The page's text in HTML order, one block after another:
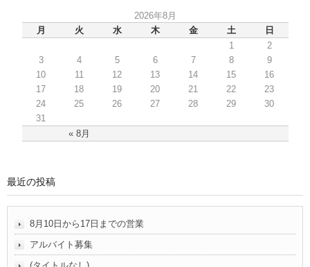
2026年8月
月
火 水 木 金 土 日
« 8月
1
2
3
4 5 6 7 8
9
10
11 12 13 14 15
16
17
18 19 20 21 22
23
24
25 26 27 28 29
30
31
最近の投稿
8月10日から17日までの営業
アルバイト募集